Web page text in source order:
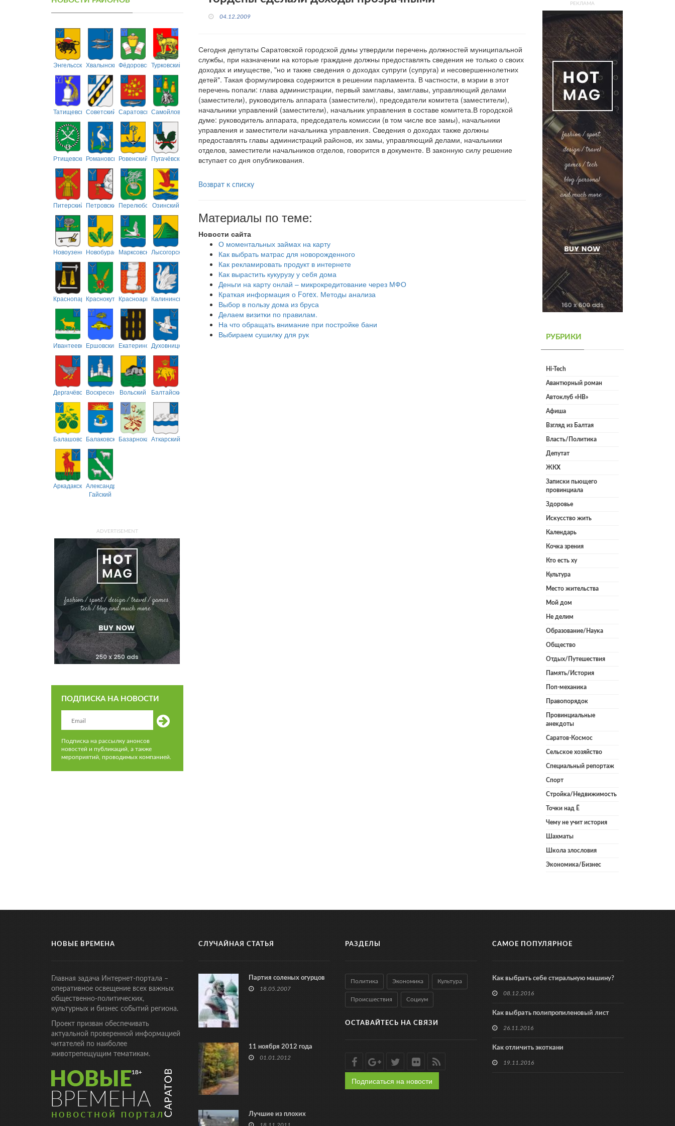
ЭнгельсскийХвалынскийФёдоровскийТурковский
ТатищевскийСоветский СаратовскийСамойловский
РтищевскийРомановскийРовенский Пугачёвский
Питерский ПетровскийПерелюбскийОзинский
НовоузенскийНовобурасскийМарксовскийЛысогорский
Краснопартизанский
КраснокутскийКрасноармейский
Калининский
ИвантеевскийЕршовский ЕкатериновскийДуховницкий
ДергачёвскийВоскресенскийВольский Балтайский
БалашовскийБалаковскийБазарнокарабулакский
Аткарский
АркадакскийАлександрово-
Гайский
ADVERTISEMENT
ПОДПИСКА НА НОВОСТИ
Подписка на рассылку анонсов
новостей и публикаций, а также
мероприятий, проводимых компанией.
04.12.2009
Сегодня депутаты Саратовской городской думы утвердили перечень должностей муниципальной
службы, при назначении на которые граждане должны предоставлять сведения не только о своих
доходах и имуществе, "но и также сведения о доходах супруги (супруга) и несовершеннолетних
детей". Такая формулировка содержится в решении парламента. В частности, в мэрии в этот
перечень попали: глава администрации, первый замглавы, замглавы, управляющий делами
(заместители), руководитель аппарата (заместители), председатели комитета (заместители),
начальники управлений (заместители), начальник управления в составе комитета.В городской
думе: руководитель аппарата, председатель комиссии (в том числе все замы), начальники
управления и заместители начальника управления. Сведения о доходах также должны
предоставлять главы администраций районов, их замы, управляющий делами, начальники
отделов, заместители начальников отделов, говорится в документе. В законную силу решение
вступает со дня опубликования.
Возврат к списку
Материалы по теме:
Новости сайта
О моментальных займах на карту
Как выбрать матрас для новорожденного
Как рекламировать продукт в интернете
Как вырастить кукурузу у себя дома
Деньги на карту онлай – микрокредитование через МФО
Краткая информация о Forex. Методы анализа
Выбор в пользу дома из бруса
Делаем визитки по правилам.
На что обращать внимание при постройке бани
Выбираем сушилку для рук
РЕКЛАМА
РУБРИКИ
Hi-Tech
Авантюрный роман
Автоклуб «НВ»
Афиша
Взгляд из Балтая
Власть/Политика
Депутат
ЖКХ
Записки пьющего
провинциала
Здоровье
Искусство жить
Календарь
Кочка зрения
Кто есть ху
Культура
Место жительства
Мой дом
Не делим
Образование/Наука
Общество
Отдых/Путешествия
Память/История
Поп-механика
Правопорядок
Провинциальные
анекдоты
Саратов-Космос
Сельское хозяйство
Специальный репортаж
Спорт
Стройка/Недвижимость
Точки над Ё
Чему не учит история
Шахматы
Школа злословия
Экономика/Бизнес
НОВЫЕ ВРЕМЕНА
Главная задача Интернет-портала –
оперативное освещение всех важных
общественно-политических,
культурных и бизнес событий региона.
Проект призван обеспечивать
актуальной проверенной информацией
читателей по наиболее
животрепещущим тематикам.
СЛУЧАЙНАЯ СТАТЬЯ
Партия соленых огурцов
18.05.2007
11 ноября 2012 года
01.01.2012
Лучшие из плохих
РАЗДЕЛЫ
Политика Экономика Культура
Происшествия Социум
ОСТАВАЙТЕСЬ НА СВЯЗИ
Подписаться на новости
САМОЕ ПОПУЛЯРНОЕ
Как выбрать себе стиральную машину?
08.12.2016
Как выбрать полипропиленовый лист
26.11.2016
Как отличить экоткани
19.11.2016